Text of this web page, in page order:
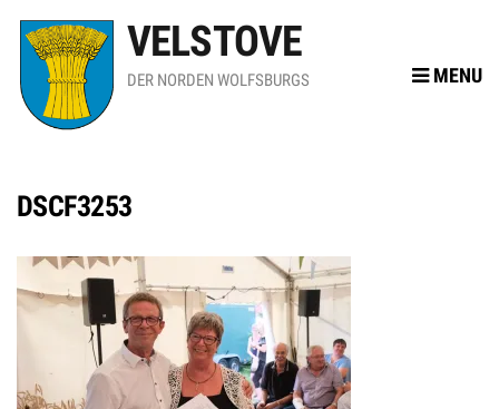
VELSTOVE
DER NORDEN WOLFSBURGS MENU
DSCF3253